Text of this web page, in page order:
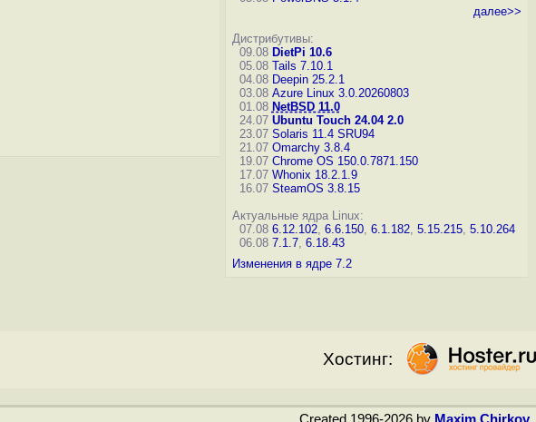
далее>>
Дистрибутивы:
09.08 DietPi 10.6
05.08 Tails 7.10.1
04.08 Deepin 25.2.1
03.08 Azure Linux 3.0.20260803
01.08 NetBSD 11.0
24.07 Ubuntu Touch 24.04 2.0
23.07 Solaris 11.4 SRU94
21.07 Omarchy 3.8.4
19.07 Chrome OS 150.0.7871.150
17.07 Whonix 18.2.1.9
16.07 SteamOS 3.8.15
Актуальные ядра Linux:
07.08 6.12.102, 6.6.150, 6.1.182, 5.15.215, 5.10.264
06.08 7.1.7, 6.18.43
Изменения в ядре 7.2
Хостинг: